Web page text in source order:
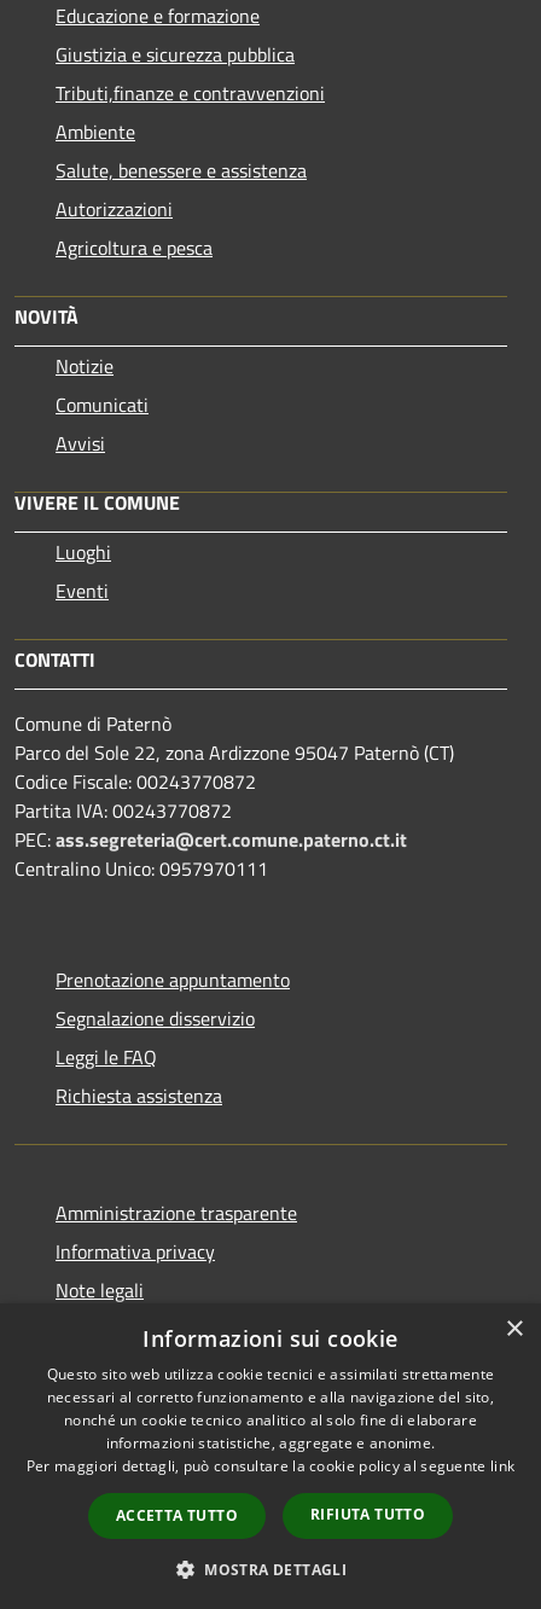
Educazione e formazione
Giustizia e sicurezza pubblica
Tributi,finanze e contravvenzioni
Ambiente
Salute, benessere e assistenza
Autorizzazioni
Agricoltura e pesca
NOVITÀ
Notizie
Comunicati
Avvisi
VIVERE IL COMUNE
Luoghi
Eventi
CONTATTI
Comune di Paternò
Parco del Sole 22, zona Ardizzone 95047 Paternò (CT)
Codice Fiscale: 00243770872
Partita IVA: 00243770872
PEC:ass.segreteria@cert.comune.paterno.ct.it
Centralino Unico: 0957970111
Prenotazione appuntamento
Segnalazione disservizio
Leggi le FAQ
Richiesta assistenza
Amministrazione trasparente
Informativa privacy
Note legali
Dichiarazione di accessibilità
Accessibilità
Copyright © 2026 • Comune di
Paternò • Powered by
Municipium•
Accesso
redazione
×
Informazioni sui cookie
Questo sito web utilizza cookie tecnici e assimilati strettamente
necessari al corretto funzionamento e alla navigazione del sito,
nonché un cookie tecnico analitico al solo fine di elaborare
informazioni statistiche, aggregate e anonime.
Per maggiori dettagli, può consultare la cookie policy al seguente link
ACCETTA TUTTO RIFIUTA TUTTO
MOSTRA DETTAGLI